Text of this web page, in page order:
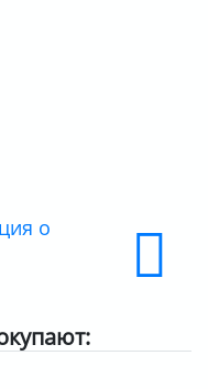
о